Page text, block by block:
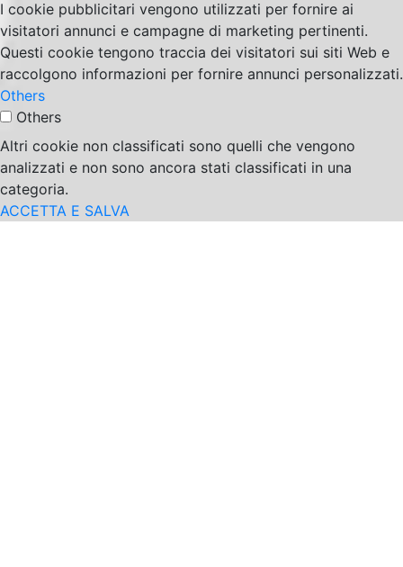
I cookie pubblicitari vengono utilizzati per fornire ai
visitatori annunci e campagne di marketing pertinenti.
Questi cookie tengono traccia dei visitatori sui siti Web e
raccolgono informazioni per fornire annunci personalizzati.
Others
Others
Altri cookie non classificati sono quelli che vengono
analizzati e non sono ancora stati classificati in una
categoria.
ACCETTA E SALVA